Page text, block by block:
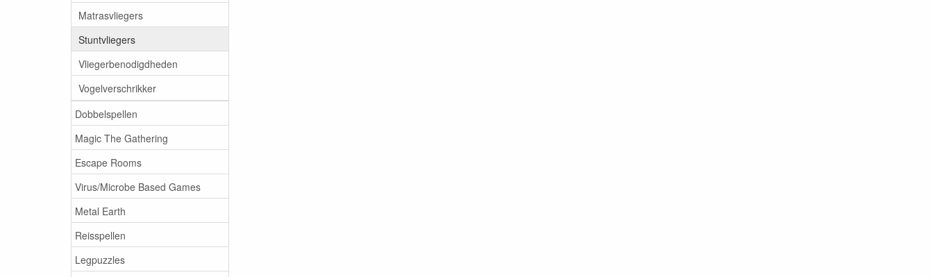
Matrasvliegers
Stuntvliegers
Vliegerbenodigdheden
Vogelverschrikker
Dobbelspellen
Magic The Gathering
Escape Rooms
Virus/Microbe Based Games
Metal Earth
Reisspellen
Legpuzzles